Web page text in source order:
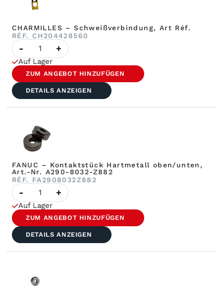
CHARMILLES – Schweißverbindung, Art Réf.
RÉF. CH204428560
Anzahl
CHARMILLES
–
Schweißverbindung
Réf.
Art
Réf.
- +
Auf Lager
ZUM ANGEBOT HINZUFÜGEN
DETAILS ANZEIGEN
FANUC – Kontaktstück Hartmetall oben/unten,
Art.-Nr. A290-8032-Z882
RÉF. FA2908032Z882
FANUC-
Menge
–
Kontakt
Hartmetall
oben/unten,
Art.-
Nr.
A290-
- +
Auf Lager
ZUM ANGEBOT HINZUFÜGEN
DETAILS ANZEIGEN